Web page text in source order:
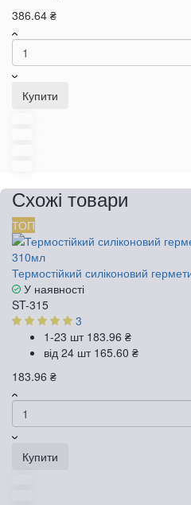
386.64 ₴
Купити
Схожі товари
ТОП
Термостійкий силіконовий
У наявності
ST-315
3
1-23 шт 183.96 ₴
від 24 шт 165.60 ₴
183.96 ₴
Купити